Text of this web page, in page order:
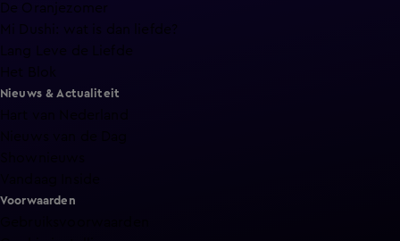
De Oranjezomer
Mi Dushi: wat is dan liefde?
Lang Leve de Liefde
Het Blok
Nieuws & Actualiteit
Voorwaarden